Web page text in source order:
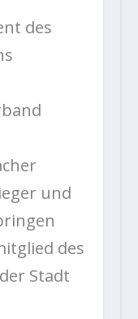
des
und
des
Stadt